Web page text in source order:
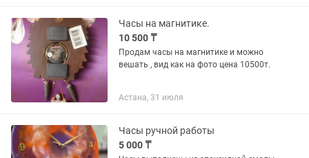
Часы на магнитике.
10 500 ₸
Продам часы на магнитике и можно
вешать , вид как на фото цена 10500т.
Астана, 31 июля
Часы ручной работы
5 000 ₸